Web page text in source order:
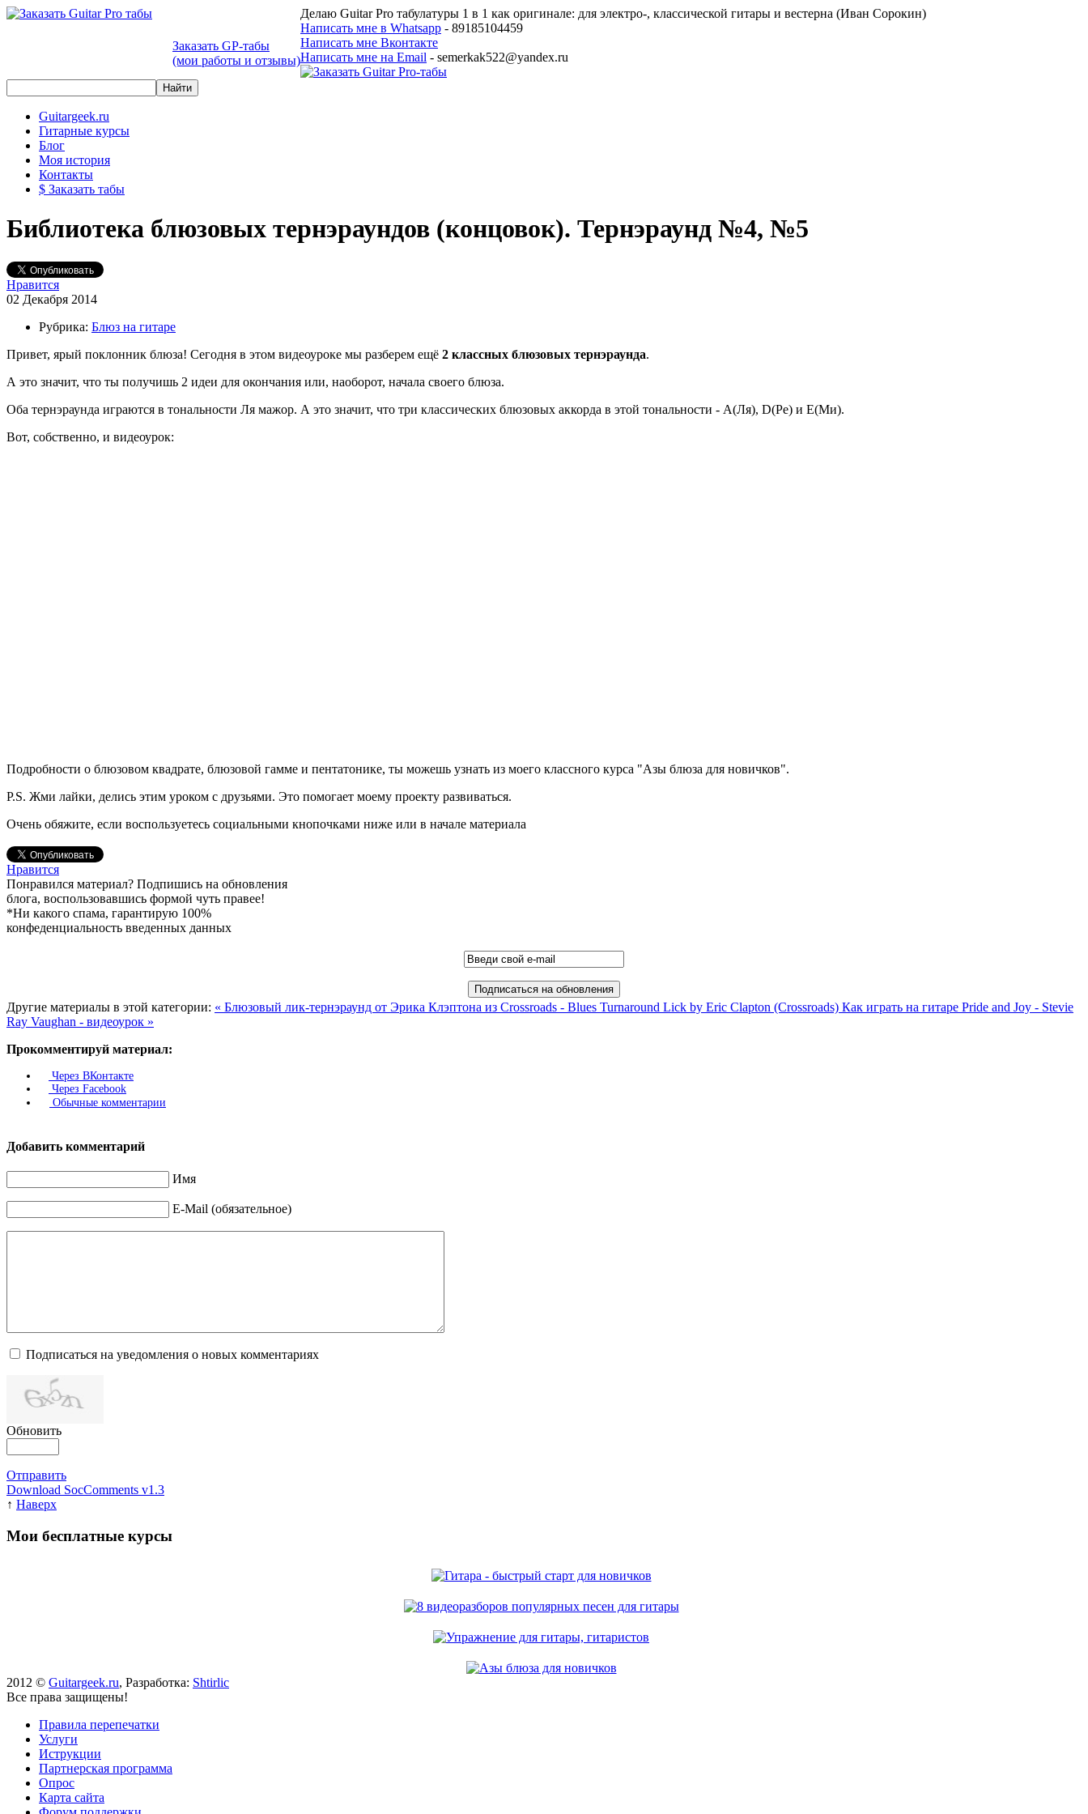
Заказать GP-табы
(мои работы и отзывы)
Делаю Guitar Pro табулатуры 1 в 1 как оригинале: для электро-, классической гитары и вестерна (Иван Сорокин)
Написать мне в Whatsapp - 89185104459
Написать мне Вконтакте
Написать мне на Email - semerkak522@yandex.ru
Guitargeek.ru
Гитарные курсы
Блог
Моя история
Контакты
$ Заказать табы
Библиотека блюзовых тернэраундов (концовок). Тернэраунд №4, №5
Нравится
02 Декабря 2014
Рубрика: Блюз на гитаре
Привет, ярый поклонник блюза! Сегодня в этом видеоуроке мы разберем ещё 2 классных блюзовых тернэраунда.
А это значит, что ты получишь 2 идеи для окончания или, наоборот, начала своего блюза.
Оба тернэраунда играются в тональности Ля мажор. А это значит, что три классических блюзовых аккорда в этой тональности - A(Ля), D(Ре) и E(Ми).
Вот, собственно, и видеоурок:
Подробности о блюзовом квадрате, блюзовой гамме и пентатонике, ты можешь узнать из моего классного курса "Азы блюза для новичков".
P.S. Жми лайки, делись этим уроком с друзьями. Это помогает моему проекту развиваться.
Очень обяжите, если воспользуетесь социальными кнопочками ниже или в начале материала
Нравится
Понравился материал? Подпишись на обновления
блога, воспользовавшись формой чуть правее!
*Ни какого спама, гарантирую 100%
конфеденциальность введенных данных
Другие материалы в этой категории: « Блюзовый лик-тернэраунд от Эрика Клэптона из Crossroads - Blues Turnaround Lick by Eric Clapton (Crossroads) Как играть на гитаре Pride and Joy - Stevie
Ray Vaughan - видеоурок »
Прокомментируй материал:
Через ВКонтакте
Через Facebook
Обычные комментарии
Добавить комментарий
Имя
E-Mail (обязательное)
Подписаться на уведомления о новых комментариях
Обновить
Отправить
Download SocComments v1.3
↑ Наверх
Мои бесплатные курсы
2012 © Guitargeek.ru, Разработка: Shtirlic
Все права защищены!
Правила перепечатки
Услуги
Иструкции
Партнерская программа
Опрос
Карта сайта